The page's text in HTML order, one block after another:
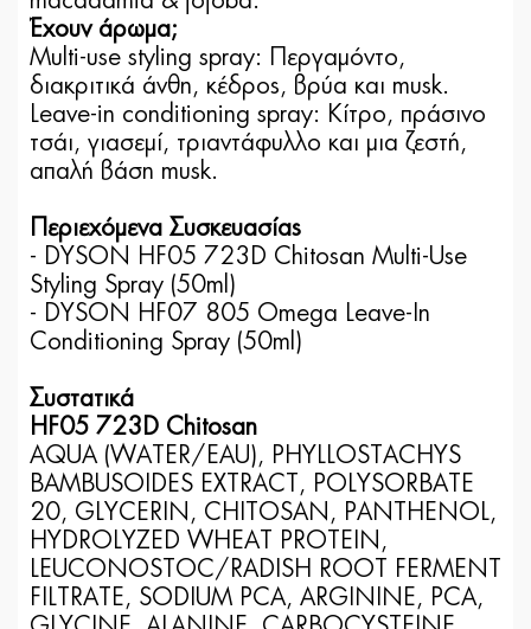
Έχουν άρωμα;
Multi-use styling spray: Περγαμόντο,
διακριτικά άνθη, κέδρος, βρύα και musk.
Leave-in conditioning spray: Κίτρο, πράσινο
τσάι, γιασεμί, τριαντάφυλλο και μια ζεστή,
απαλή βάση musk.
Περιεχόμενα Συσκευασίας
- DYSON HF05 723D Chitosan Multi-Use
Styling Spray (50ml)
- DYSON HF07 805 Omega Leave-In
Conditioning Spray (50ml)
Συστατικά
HF05 723D Chitosan
AQUA (WATER/EAU), PHYLLOSTACHYS
BAMBUSOIDES EXTRACT, POLYSORBATE
20, GLYCERIN, CHITOSAN, PANTHENOL,
HYDROLYZED WHEAT PROTEIN,
LEUCONOSTOC/RADISH ROOT FERMENT
FILTRATE, SODIUM PCA, ARGININE, PCA,